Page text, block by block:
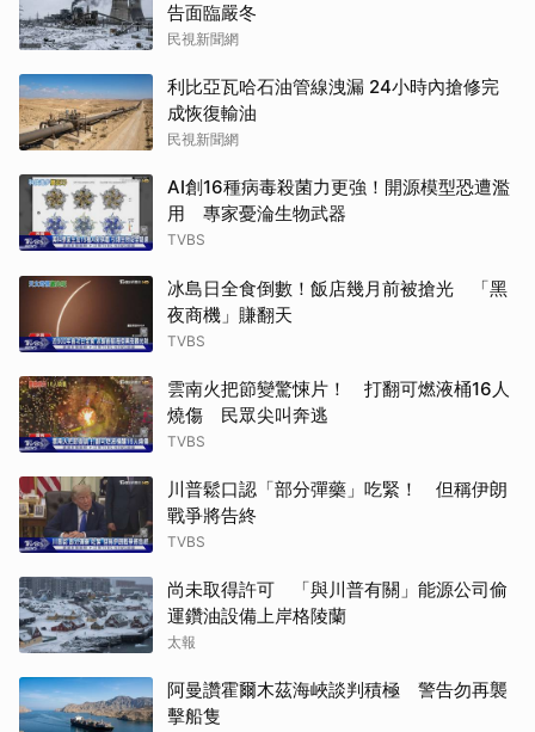
告面臨嚴冬
民視新聞網
利比亞瓦哈石油管線洩漏 24小時內搶修完
成恢復輸油
民視新聞網
AI創16種病毒殺菌力更強！開源模型恐遭濫
用 專家憂淪生物武器
TVBS
冰島日全食倒數！飯店幾月前被搶光 「黑
夜商機」賺翻天
TVBS
雲南火把節變驚悚片！ 打翻可燃液桶16人
燒傷 民眾尖叫奔逃
TVBS
川普鬆口認「部分彈藥」吃緊！ 但稱伊朗
戰爭將告終
TVBS
尚未取得許可 「與川普有關」能源公司偷
運鑽油設備上岸格陵蘭
太報
阿曼讚霍爾木茲海峽談判積極 警告勿再襲
擊船隻